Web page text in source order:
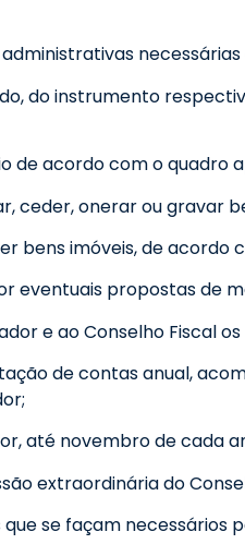
do instrumento
de acordo com o quadro
ceder, onerar ou gravar
bens imóveis, de
eventuais propostas de
e ao Conselho Fiscal
de contas anual,
até novembro de cada
extraordinária do
se façam necessários